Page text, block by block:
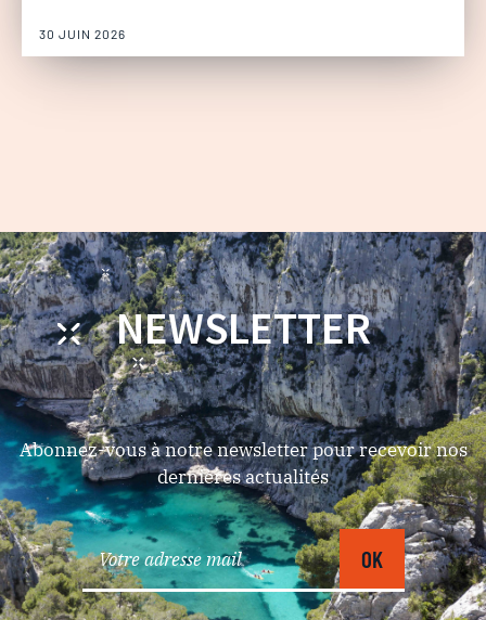
30 JUIN 2026
NEWSLETTER
Abonnez-vous à notre newsletter pour recevoir nos
dernières actualités